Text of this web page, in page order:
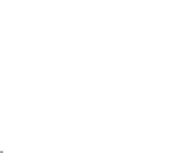
Donau